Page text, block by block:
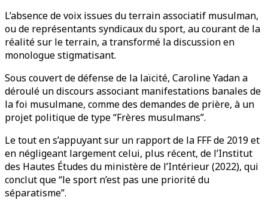
L’absence de voix issues du terrain associatif musulman,
ou de représentants syndicaux du sport, au courant de la
réalité sur le terrain, a transformé la discussion en
monologue stigmatisant.
Sous couvert de défense de la laïcité, Caroline Yadan a
déroulé un discours associant manifestations banales de
la foi musulmane, comme des demandes de prière, à un
projet politique de type “Frères musulmans”.
Le tout en s’appuyant sur un rapport de la FFF de 2019 et
en négligeant largement celui, plus récent, de l’Institut
des Hautes Études du ministère de l’Intérieur (2022), qui
conclut que “le sport n’est pas une priorité du
séparatisme”.